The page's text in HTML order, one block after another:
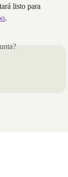
listo para
.